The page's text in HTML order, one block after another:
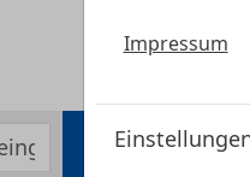
Suche
Impressum